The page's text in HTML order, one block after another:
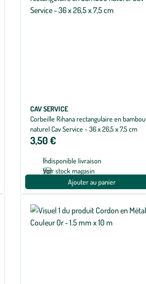
CAV SERVICE
Corbeille Rihana rectangulaire en bambou
naturel Cav Service - 36 x 26,5 x 7,5 cm
3,50 €
Indisponible livraison
Voir stock magasin
Ajouter au panier